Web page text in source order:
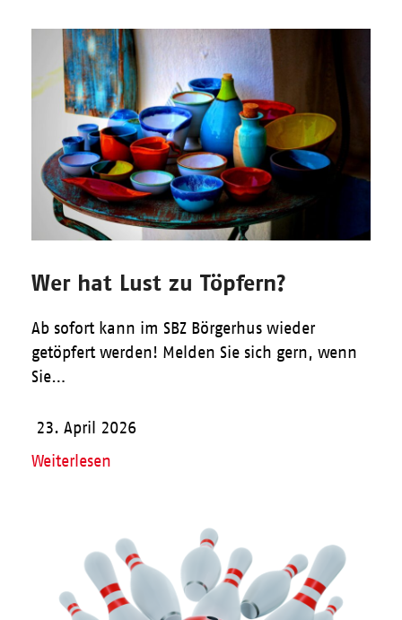
Wer hat Lust zu Töpfern?
Ab sofort kann im SBZ Börgerhus wieder
getöpfert werden! Melden Sie sich gern, wenn
Sie…
23. April 2026
Weiterlesen